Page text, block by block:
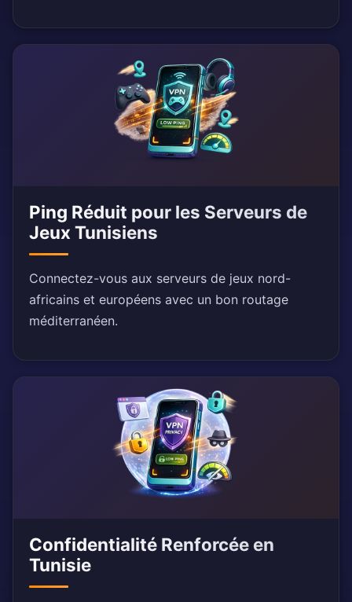
Ping Réduit pour les Serveurs de
Jeux Tunisiens
Connectez-vous aux serveurs de jeux nord-
africains et européens avec un bon routage
méditerranéen.
Confidentialité Renforcée en
Tunisie